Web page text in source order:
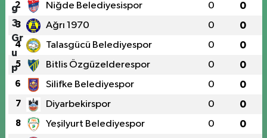
2 Niğde Belediyesispor 0 0
3 Ağrı 1970 0 0
4 Talasgücü Belediyespor 0 0
5 Bitlis Özgüzelderespor 0 0
6 Silifke Belediyespor 0 0
7 Diyarbekirspor 0 0
8 Yeşilyurt Belediyespor 0 0